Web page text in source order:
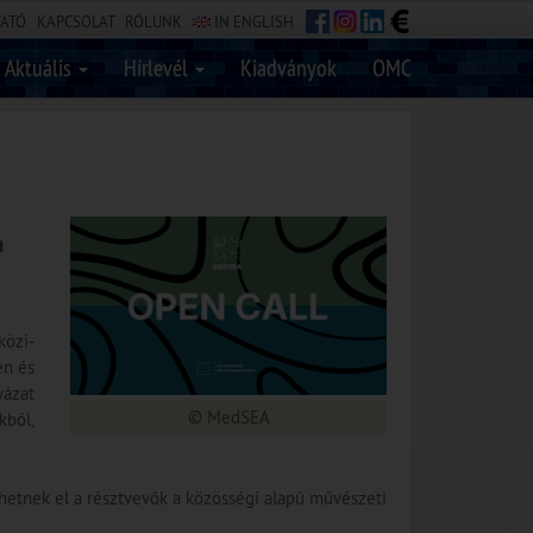
KAPCSOLAT RÓLUNK IN ENGLISH
Aktuális Hírlevél Kiadványok OMC
© MedSEA
és
el a résztvevők a közösségi alapú művészeti